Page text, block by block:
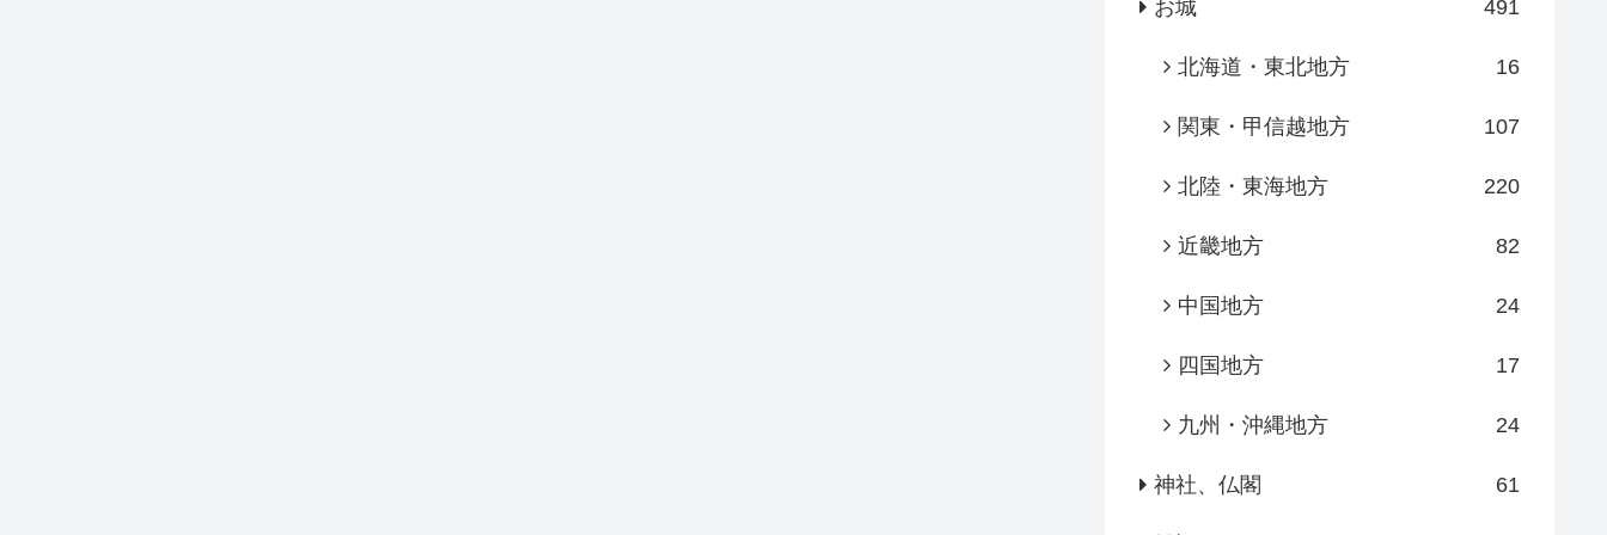
お城 491
北海道・東北地方 16
関東・甲信越地方 107
北陸・東海地方 220
近畿地方 82
中国地方 24
四国地方 17
九州・沖縄地方 24
神社、仏閣 61